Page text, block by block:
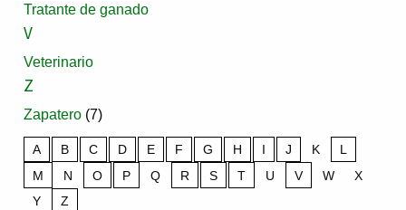
Tratante de ganado
V
Veterinario
Z
Zapatero (7)
A B C D E F G H I J K
L
M
N O P Q R S T U V W
X
Y
Z